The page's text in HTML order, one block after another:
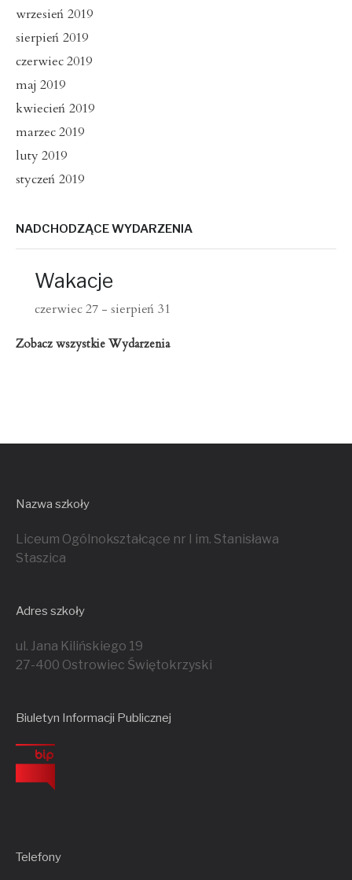
wrzesień 2019
sierpień 2019
czerwiec 2019
maj 2019
kwiecień 2019
marzec 2019
luty 2019
styczeń 2019
NADCHODZĄCE WYDARZENIA
Wakacje
czerwiec 27 - sierpień 31
Zobacz wszystkie Wydarzenia
Nazwa szkoły
Liceum Ogólnokształcące nr I im. Stanisława
Staszica
Adres szkoły
ul. Jana Kilińskiego 19
27-400 Ostrowiec Świętokrzyski
Biuletyn Informacji Publicznej
Telefony